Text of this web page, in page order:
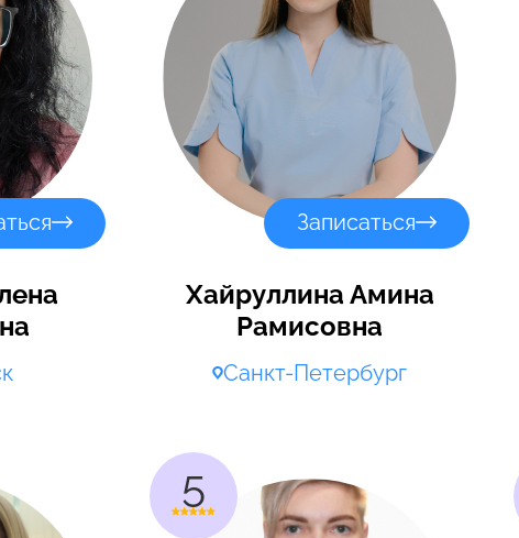
Записаться
Хайруллина Амина
Рамисовна
Санкт-Петербург
5